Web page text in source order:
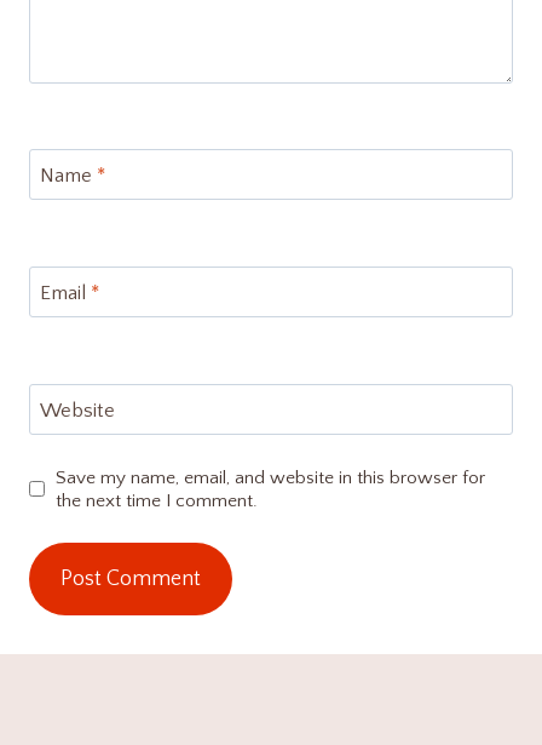
Name *
Email *
Website
Save my name, email, and website in this browser for
the next time I comment.